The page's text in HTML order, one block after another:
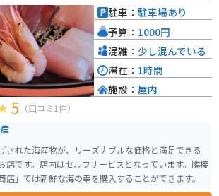
5 （口コミ1件）
された海産物が、リーズナブルな価格と満足できる
店です。店内はセルフサービスとなっています。隣接
店」では新鮮な海の幸を購入することができます。
駐車： 駐車場あり
予算： 1000円
混雑： 少し混んでいる
滞在： 1時間
施設： 屋内